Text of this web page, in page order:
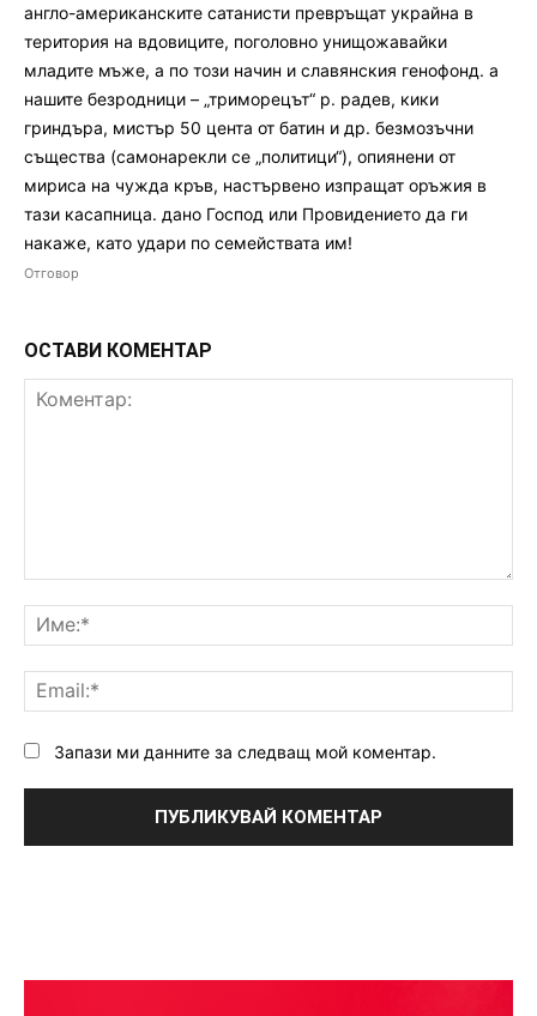
англо-американските сатанисти превръщат украйна в
територия на вдовиците, поголовно унищожавайки
младите мъже, а по този начин и славянския генофонд. а
нашите безродници – „триморецът“ р. радев, кики
гриндъра, мистър 50 цента от батин и др. безмозъчни
същества (самонарекли се „политици“), опиянени от
мириса на чужда кръв, настървено изпращат оръжия в
тази касапница. дано Господ или Провидението да ги
накаже, като удари по семействата им!
Отговор
ОСТАВИ КОМЕНТАР
Запази ми данните за следващ мой коментар.